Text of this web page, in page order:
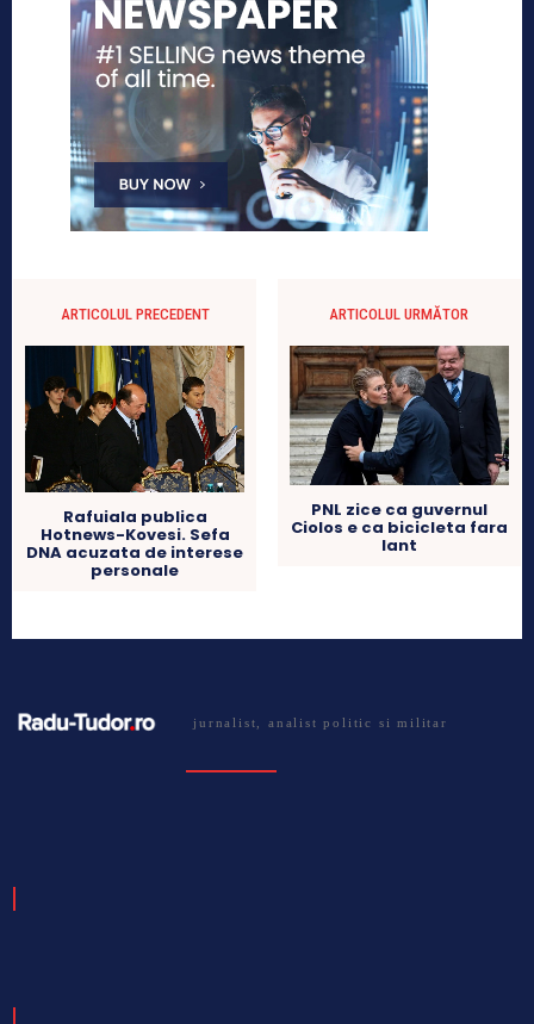
ARTICOLUL PRECEDENT
Rafuiala publica
Hotnews-Kovesi. Sefa
DNA acuzata de interese
personale
ARTICOLUL URMĂTOR
PNL zice ca guvernul
Ciolos e ca bicicleta fara
lant
jurnalist, analist politic si militar